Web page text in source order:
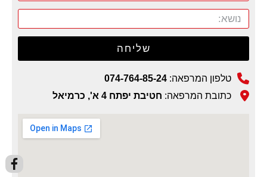
שליחה
טלפון המרפאה: 074-764-85-24
כתובת המרפאה: חטיבת יפתח 4 א', כרמיאל